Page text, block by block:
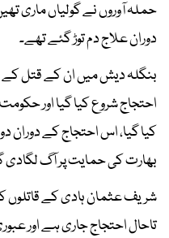
حملہ آوروں نے گولیاں ماری
دوران علاج دم توڑ گئے تھے۔
بنگلہ دیش میں ان کے قتل
احتجاج شروع کیا گیا اور
کیا گیا، اس احتجاج کے دوران
بھارت کی حمایت پر آگ لگادی
شریف عثمان ہادی کے قاتلوں
تاحال احتجاج جاری ہے اور